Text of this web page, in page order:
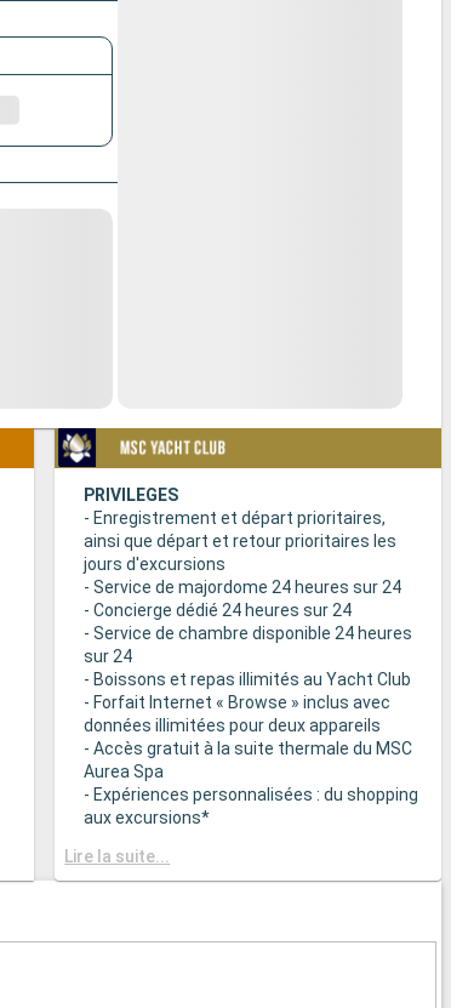
PRIVILEGES
- Enregistrement et départ prioritaires,
ainsi que départ et retour prioritaires les
jours d'excursions
- Service de majordome 24 heures sur 24
- Concierge dédié 24 heures sur 24
- Service de chambre disponible 24 heures
sur 24
- Boissons et repas illimités au Yacht Club
- Forfait Internet « Browse » inclus avec
données illimitées pour deux appareils
- Accès gratuit à la suite thermale du MSC
Aurea Spa
- Expériences personnalisées : du shopping
aux excursions*
suite
- Autres attentions personnelles : service
Lire la suite...